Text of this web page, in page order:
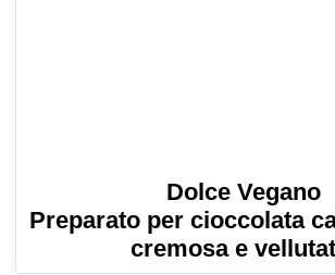
Dolce Vegano
Preparato per cioccolata
cremosa e